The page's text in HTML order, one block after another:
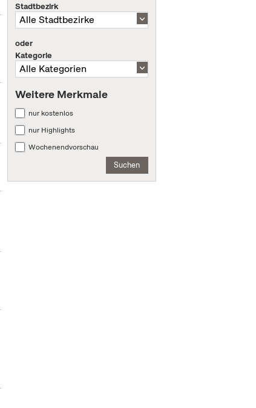
Stadtbezirk
oder
Kategorie
Weitere Merkmale
nur kostenlos
nur Highlights
Wochenendvorschau
Suchen